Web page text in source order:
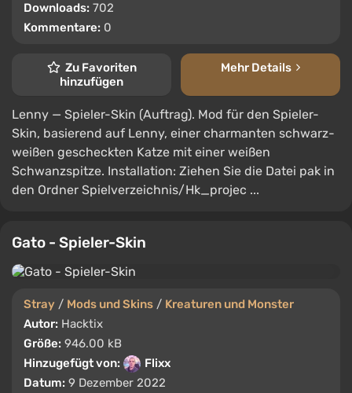
Downloads: 702
Kommentare: 0
Zu Favoriten
hinzufügen
Mehr Details
Lenny — Spieler-Skin (Auftrag). Mod für den Spieler-
Skin, basierend auf Lenny, einer charmanten schwarz-
weißen gescheckten Katze mit einer weißen
Schwanzspitze. Installation: Ziehen Sie die Datei pak in
den Ordner Spielverzeichnis/Hk_projec ...
Gato - Spieler-Skin
Stray / Mods und Skins / Kreaturen und Monster
Autor: Hacktix
Größe: 946.00 kB
Hinzugefügt von:
Flixx
Datum: 9 Dezember 2022